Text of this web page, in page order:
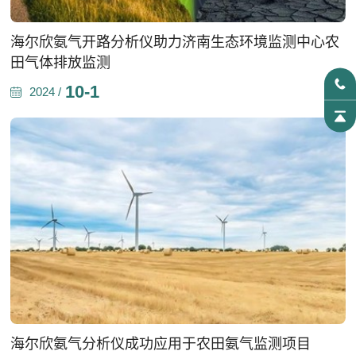
海尔欣氨气开路分析仪助力济南生态环境监测中心农
田气体排放监测
2024 / 10-1
海尔欣氨气分析仪成功应用于农田氨气监测项目